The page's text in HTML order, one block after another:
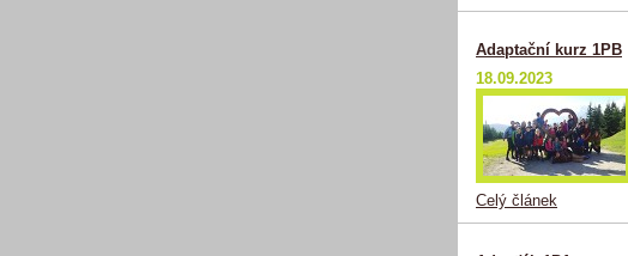
Adaptační kurz 1PB
18.09.2023
Celý článek